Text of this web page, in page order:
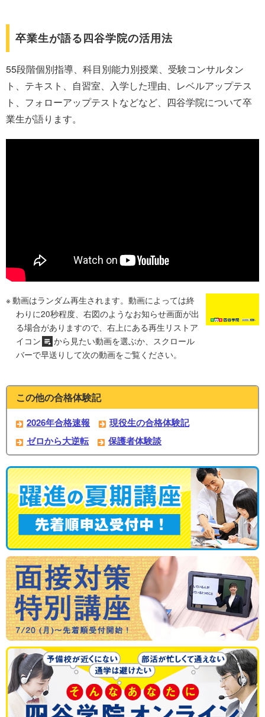
卒業生が語る四谷学院の活用法
55段階個別指導、科目別能力別授業、受験コンサルタン
ト、テキスト、自習室、入学した理由、レベルアップテス
ト、フォローアップテストなどなど、四谷学院について卒
業生が語ります。
動画はランダム再生されます。動画によっては終
わりに20秒程度、右図のようなお知らせ画面が出
る場合がありますので、右上にある再生リストア
イコン
から見たい動画を選ぶか、スクロール
バーで早送りして次の動画をご覧ください。
この他の合格体験記
2026年合格速報
現役生の合格体験記
ゼロから大逆転
保護者体験談